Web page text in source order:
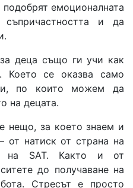
емоционалната
съпричастността и да
деца също ги учи как
Което се оказва само
по които можем да
на децата.
нещо, за което знаем и
от натиск от страна на
на SAT. Както и от
до получаване на
Стресът е просто